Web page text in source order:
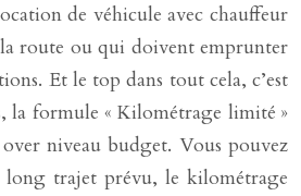
de véhicule avec chauffeur
route ou qui doivent emprunter
Et le top dans tout cela, c’est
la formule « Kilométrage limité »
niveau budget. Vous pouvez
long trajet prévu, le kilométrage